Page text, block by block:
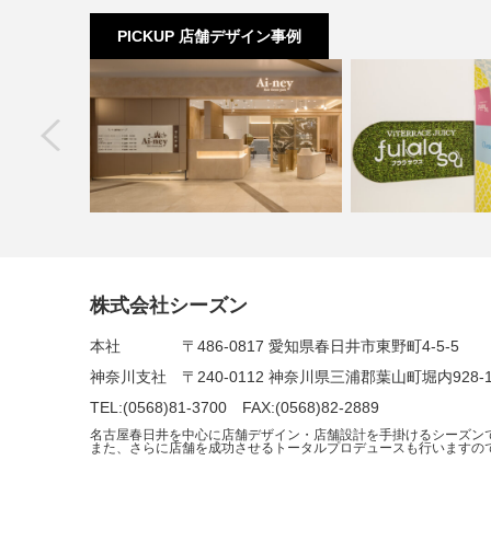
PICKUP 店舗デザイン事例
Ai-ney ららぽーと安城店 ViTERRACE
株式会社シーズン
本社 〒486-0817 愛知県春日井市東野町4-5-5
神奈川支社 〒240-0112 神奈川県三浦郡葉山町堀内928-
TEL:(0568)81-3700 FAX:(0568)82-2889
名古屋春日井を中心に店舗デザイン・店舗設計を手掛けるシーズ
また、さらに店舗を成功させるトータルプロデュースも行います